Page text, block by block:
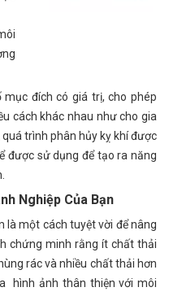
đích có giá trị, cho phép
cách khác nhau như cho gia
trình phân hủy kỵ khí được
được sử dụng để tạo ra năng
Nghiệp Của Bạn
là một cách tuyệt vời để nâng
chứng minh rằng ít chất thải
rác và nhiều chất thải hơn
hình ảnh thân thiện với môi